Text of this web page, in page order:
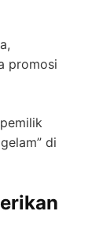
promosi
di